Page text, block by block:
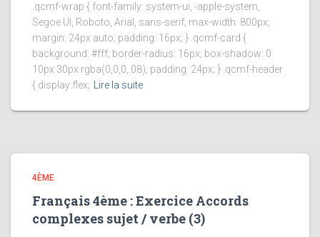
.qcmf-wrap { font-family: system-ui, -apple-system,
Segoe UI, Roboto, Arial, sans-serif; max-width: 800px;
margin: 24px auto; padding: 16px; } .qcmf-card {
background: #fff; border-radius: 16px; box-shadow: 0
10px 30px rgba(0,0,0,.08); padding: 24px; } .qcmf-header
{ display:flex; Lire la suite
4ÈME
Français 4ème : Exercice Accords
complexes sujet / verbe (3)